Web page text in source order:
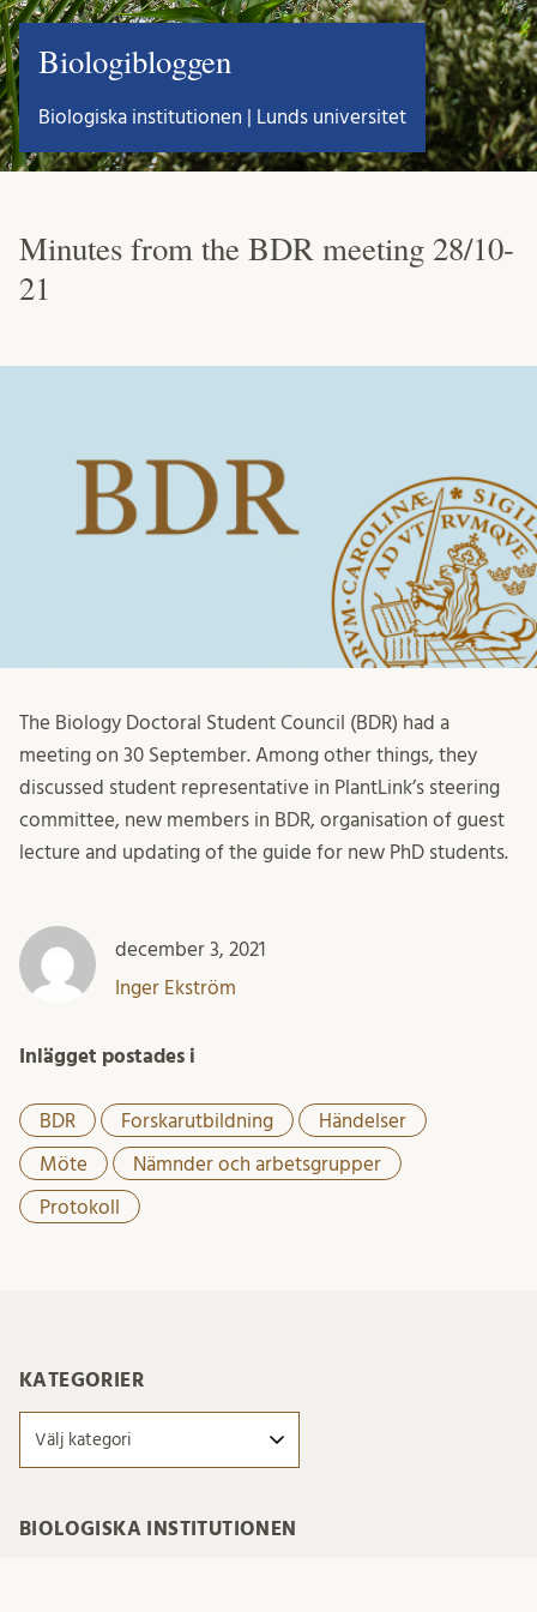
Biologibloggen
Biologiska institutionen | Lunds universitet
Minutes from the BDR meeting 28/10-
21
The Biology Doctoral Student Council (BDR) had a
meeting on 30 September. Among other things, they
discussed student representative in PlantLink’s steering
committee, new members in BDR, organisation of guest
lecture and updating of the guide for new PhD students.
december 3, 2021
Inger Ekström
Inlägget postades i
BDR Forskarutbildning Händelser
Möte Nämnder och arbetsgrupper
Protokoll
KATEGORIER
BIOLOGISKA INSTITUTIONEN